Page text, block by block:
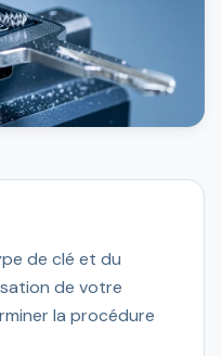
de clé et du
de votre
la procédure